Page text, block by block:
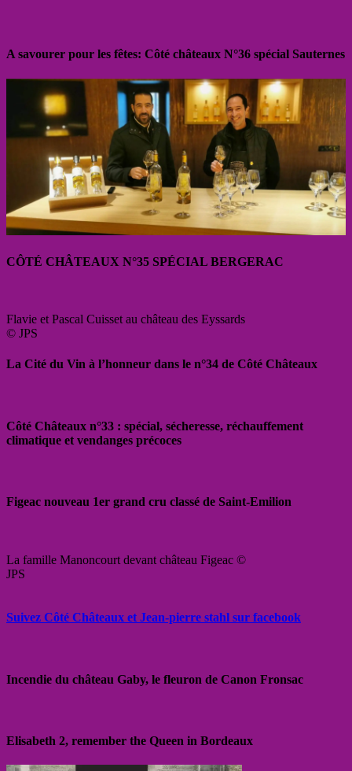
A savourer pour les fêtes: Côté châteaux N°36 spécial Sauternes
CÔTÉ CHÂTEAUX N°35 SPÉCIAL BERGERAC
Flavie et Pascal Cuisset au château des Eyssards
© JPS
La Cité du Vin à l’honneur dans le n°34 de Côté Châteaux
Côté Châteaux n°33 : spécial, sécheresse, réchauffement
climatique et vendanges précoces
Figeac nouveau 1er grand cru classé de Saint-Emilion
La famille Manoncourt devant château Figeac ©
JPS
Suivez Côté Châteaux et Jean-pierre stahl sur facebook
Incendie du château Gaby, le fleuron de Canon Fronsac
Elisabeth 2, remember the Queen in Bordeaux